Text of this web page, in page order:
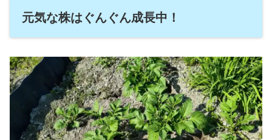
元気な株はぐんぐん成長中！